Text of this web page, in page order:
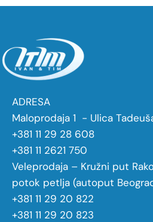
ADRESA
Maloprodaja 1 - Ulica
+381 11 29 28 608
+381 11 2621 750
Veleprodaja – Kružni put
potok petlja (autoput
+381 11 29 20 822
+381 11 29 20 823